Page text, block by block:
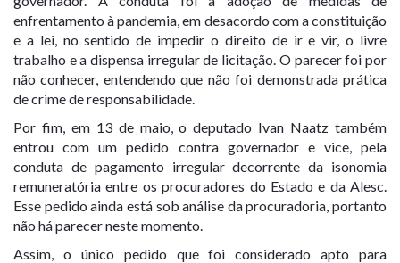
enfrentamento à pandemia, em desacordo com a constituição
e a lei, no sentido de impedir o direito de ir e vir, o livre
trabalho e a dispensa irregular de licitação. O parecer foi por
não conhecer, entendendo que não foi demonstrada prática
de crime de responsabilidade.
Por fim, em 13 de maio, o deputado Ivan Naatz também
entrou com um pedido contra governador e vice, pela
conduta de pagamento irregular decorrente da isonomia
remuneratória entre os procuradores do Estado e da Alesc.
Esse pedido ainda está sob análise da procuradoria, portanto
não há parecer neste momento.
Assim, o único pedido que foi considerado apto para